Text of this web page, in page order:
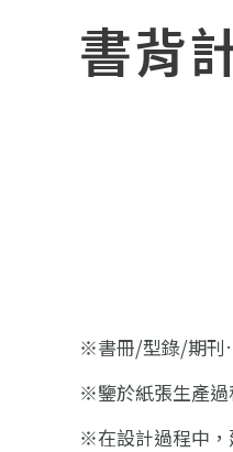
書背
※書冊/型錄/期刊
※鑒於紙張生產過
※在設計過程中，